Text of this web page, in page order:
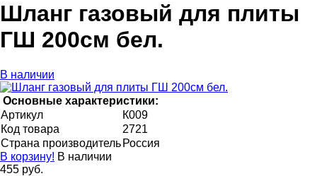
Шланг газовый для плиты
ГШ 200см бел.
В наличии
Основные характеристики:
Артикул
К009
Код товара
2721
Страна производитель Россия
В корзину! В наличии
455 руб.